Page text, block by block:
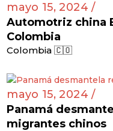
mayo 15, 2024 /
Automotriz china
Colombia
Colombia 🇨🇴
mayo 15, 2024 /
Panamá
migrantes chinos